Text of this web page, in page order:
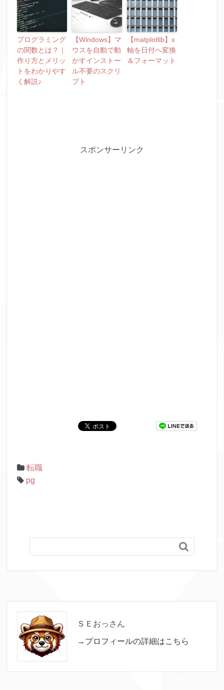
プログラミング
の関数とは？｜
作り方とメリッ
トをわかりやす
く解説♪
【Windows】マ
ウスを自動で動
かすインストー
ル不要のスクリ
プト
【matplotlib】x
軸を日付へ変換
＆フォーマット
スポンサーリンク
転職
pg

ＳＥおっさん
→プロフィールの詳細はこちら